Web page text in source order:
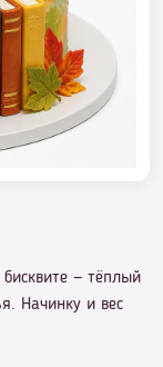
— тёплый
Начинку и вес